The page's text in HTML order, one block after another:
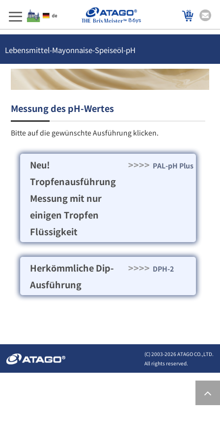
86ys
Lebensmittel-Mayonnaise-Speiseöl-pH
Messung des pH-Wertes
Bitte auf die gewünschte Ausführung klicken.
Neu!
Tropfenausführung
Messung mit nur
einigen Tropfen
Flüssigkeit
>>>> PAL-pH Plus
Herkömmliche Dip-
Ausführung
>>>> DPH-2
(C) 2003-2026 ATAGO CO.,LTD.
All rights reserved.